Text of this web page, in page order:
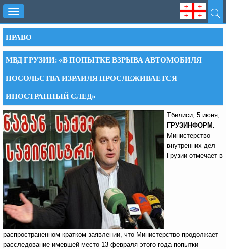
Toggle
navigation
ПРАВО
МВД ГРУЗИИ: «В ПОПЫТКЕ ВЗРЫВА АВТОМОБИЛЯ
ПОСОЛЬСТВА ИЗРАИЛЯ ПРОСЛЕЖИВАЕТСЯ
ИНОСТРАННЫЙ СЛЕД»
Тбилиси, 5 июня,
ГРУЗИНФОРМ.
Министерство
внутренних дел
Грузии отмечает в
распространенном кратком заявлении, что Министерство продолжает
расследование имевшей место 13 февраля этого года попытки